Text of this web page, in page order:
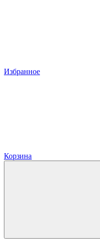
Избранное
Корзина